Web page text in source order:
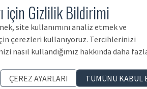
- İSVIÇRE TIPI TORNA TEZGAHI
ML
için Gizlilik Bildirimi
site kullanımını analiz etmek ve
çerezleri kullanıyoruz. Tercihlerinizi
nasıl kullandığımız hakkında daha
ÇEREZ AYARLARI
TÜMÜNÜ KABUL